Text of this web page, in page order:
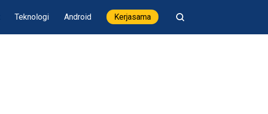
Teknologi Android Kerjasama